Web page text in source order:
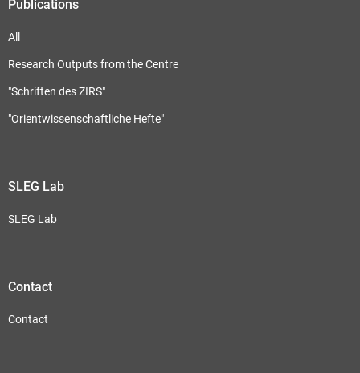
Publications
All
Research Outputs from the Centre
"Schriften des ZIRS"
"Orientwissenschaftliche Hefte"
SLEG Lab
SLEG Lab
Contact
Contact